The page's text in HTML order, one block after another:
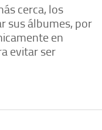
cerca, los
sus álbumes, por
en
evitar ser